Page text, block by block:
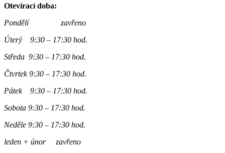
Otevírací doba:
Pondělí zavřeno
Úterý 9:30 – 17:30 hod.
Středa 9:30 – 17:30 hod.
Čtvrtek 9:30 – 17:30 hod.
Pátek 9:30 – 17:30 hod.
Sobota 9:30 – 17:30 hod.
Neděle 9:30 – 17:30 hod.
leden + únor zavřeno